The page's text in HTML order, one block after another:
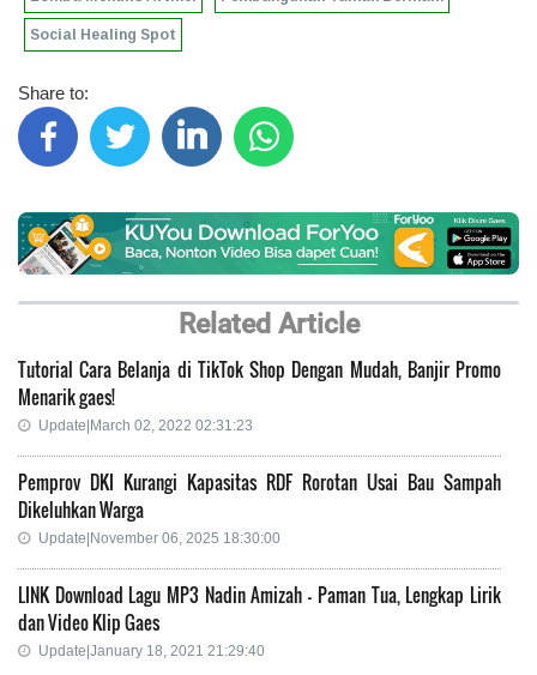
Social Healing Spot
Share to:
Related Article
Tutorial Cara Belanja di TikTok Shop Dengan Mudah, Banjir Promo
Menarik gaes!
Update|March 02, 2022 02:31:23
Pemprov DKI Kurangi Kapasitas RDF Rorotan Usai Bau Sampah
Dikeluhkan Warga
Update|November 06, 2025 18:30:00
LINK Download Lagu MP3 Nadin Amizah - Paman Tua, Lengkap Lirik
dan Video Klip Gaes
Update|January 18, 2021 21:29:40